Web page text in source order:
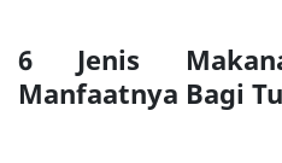
6 Jenis
Manfaatnya Bagi